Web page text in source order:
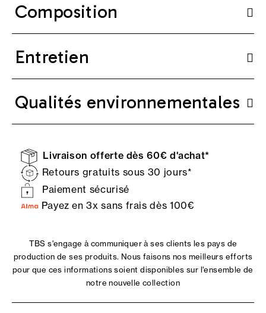
Composition
Entretien
Qualités environnementales
Livraison offerte dès 60€ d'achat*
Retours gratuits sous 30 jours*
Paiement sécurisé
Payez en 3x sans frais dès 100€
TBS s'engage à communiquer à ses clients les pays de
production de ses produits. Nous faisons nos meilleurs efforts
pour que ces informations soient disponibles sur l'ensemble de
notre nouvelle collection